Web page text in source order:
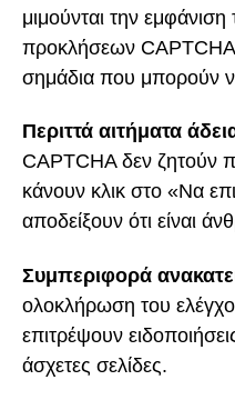
μιμούνται την
προκλήσεων
σημάδια που μπορούν
Περιττά αιτήματα
CAPTCHA δεν ζητούν
κάνουν κλικ στο «Να
αποδείξουν ότι είναι
Συμπεριφορά
ολοκλήρωση του
επιτρέψουν
άσχετες σελίδες.